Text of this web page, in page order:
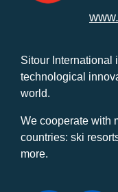
Sitour International
technological
world.
We cooperate with
countries: ski
more.